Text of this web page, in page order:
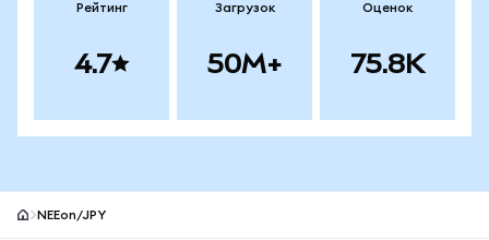
Рейтинг
4.7
Загрузок
50M+
Оценок
75.8K
NEEon/JPY